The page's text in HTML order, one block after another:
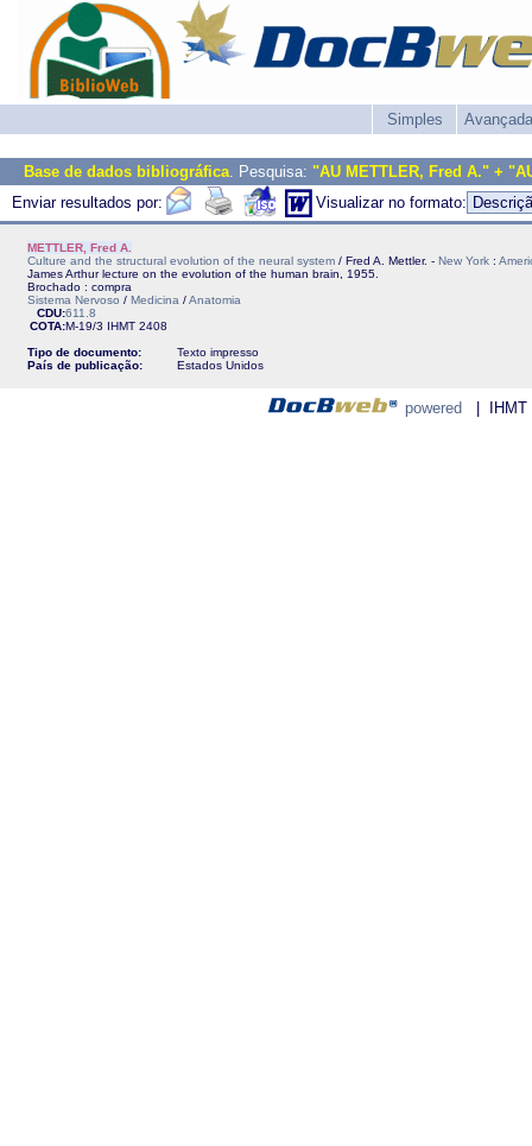
Simples Avançada
Base de dados bibliográfica. Pesquisa: "AU METTLER, Fred A." +
Enviar resultados por:
Visualizar no formato:
METTLER, Fred A.
Culture and the structural evolution of the neural system / Fred A. Mettler. - New York :
James Arthur lecture on the evolution of the human brain, 1955.
Brochado : compra
Sistema Nervoso / Medicina /Anatomia
CDU:611.8
COTA:M-19/3 IHMT 2408
Tipo de documento:
Texto impresso
País de publicação:
Estados Unidos
powered | IHMT -